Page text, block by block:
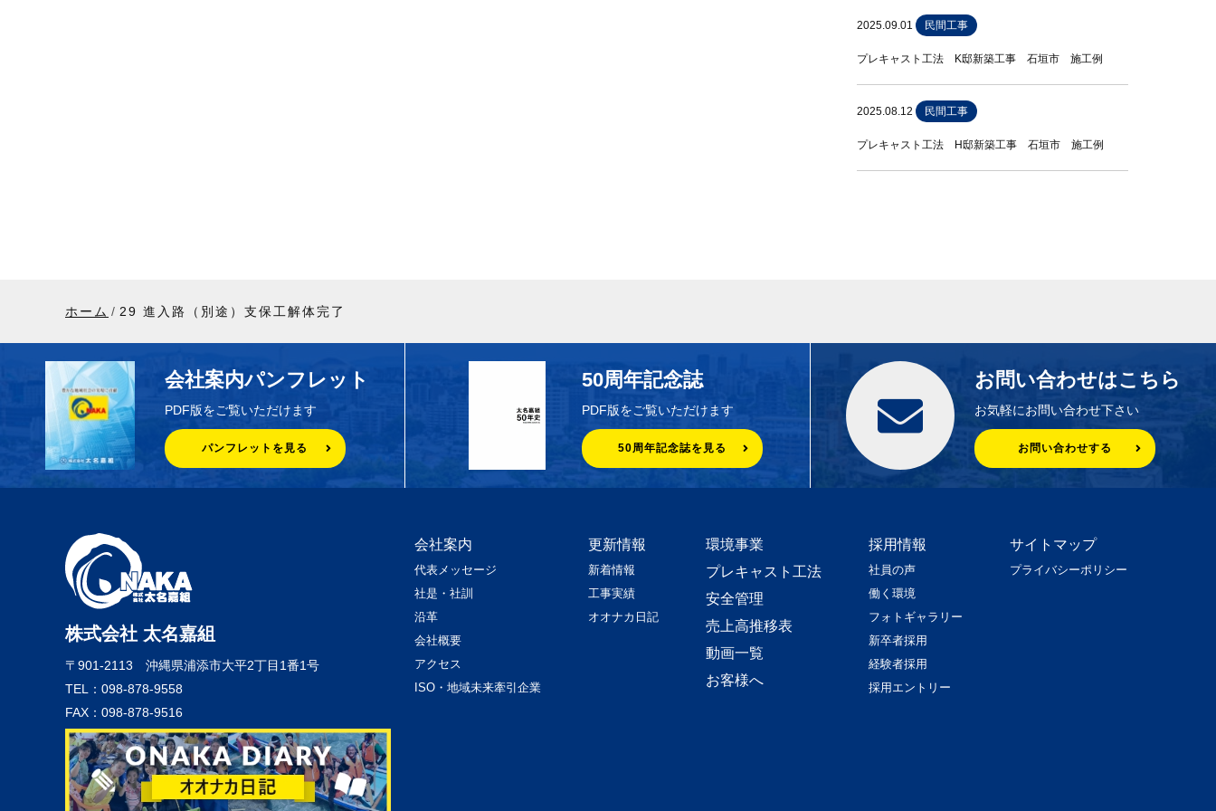
2025.09.01 民間工事
プレキャスト工法 K邸新築工事 石垣市 施工例
2025.08.12 民間工事
プレキャスト工法 H邸新築工事 石垣市 施工例
ホーム 29 進入路（別途）支保工解体完了
会社案内パンフレット
PDF版をご覧いただけます
パンフレットを見る
50周年記念誌
PDF版をご覧いただけます
50周年記念誌を見る
お問い合わせはこちら
お気軽にお問い合わせ下さい
お問い合わせする
株式会社 太名嘉組
〒901-2113 沖縄県浦添市大平2丁目1番1号
TEL：098-878-9558
FAX：098-878-9516
会社案内
代表メッセージ
社是・社訓
沿革
会社概要
アクセス
ISO・地域未来牽引企業
更新情報
新着情報
工事実績
オオナカ日記
環境事業
プレキャスト工法
安全管理
売上高推移表
動画一覧
お客様へ
採用情報
社員の声
働く環境
フォトギャラリー
新卒者採用
経験者採用
採用エントリー
サイトマップ
プライバシーポリシー